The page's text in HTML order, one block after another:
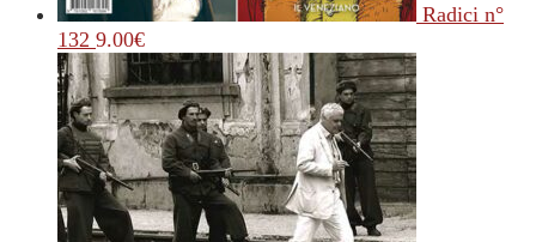
Radici n°
132 9.00€